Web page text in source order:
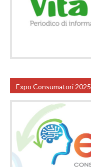
Expo Consumatori 2025